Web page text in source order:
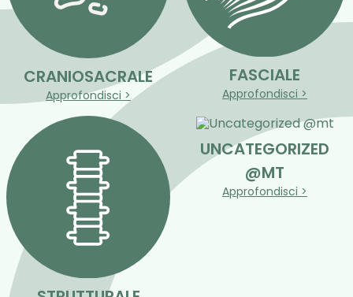
CRANIOSACRALE
Approfondisci >
FASCIALE
Approfondisci >
UNCATEGORIZED
@MT
Approfondisci >